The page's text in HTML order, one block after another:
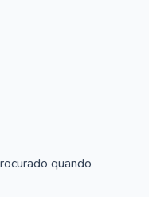
quando